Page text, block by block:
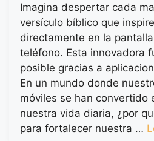
Imagina despertar cada
versículo bíblico que
directamente en la
teléfono. Esta innovadora
posible gracias a
En un mundo donde
móviles se han convertido
nuestra vida diaria, ¿por
para fortalecer nuestra …